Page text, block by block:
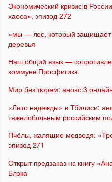
Экономический кризис в
хаоса», эпизод 272
«мы — лес, который защищает
деревья
Наш общий язык —
коммуне Просфигика
Мир без тюрем: анонс 3
«Лето надежды» в Тбилиси:
тяжелобольным российским
Пчёлы, жалящие медведя:
эпизод 271
Открыт предзаказ на книгу
Блэка